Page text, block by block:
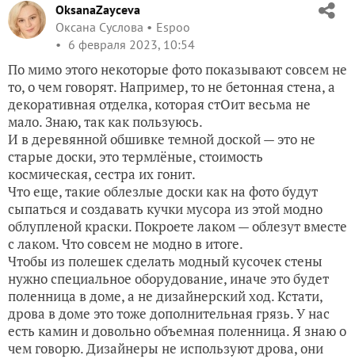
OksanaZayceva
Оксана Суслова
Espoo
6 февраля 2023, 10:54
По мимо этого некоторые фото показывают совсем не
то, о чем говорят. Например, то не бетонная стена, а
декоративная отделка, которая стОит весьма не
мало. Знаю, так как пользуюсь.
И в деревянной обшивке темной доской — это не
старые доски, это термлёные, стоимость
космическая, сестра их гонит.
Что еще, такие облезлые доски как на фото будут
сыпаться и создавать кучки мусора из этой модно
облупленой краски. Покроете лаком — облезут вместе
с лаком. Что совсем не модно в итоге.
Чтобы из полешек сделать модный кусочек стены
нужно специальное оборудование, иначе это будет
поленница в доме, а не дизайнерский ход. Кстати,
дрова в доме это тоже дополнительная грязь. У нас
есть камин и довольно объемная поленница. Я знаю о
чем говорю. Дизайнеры не используют дрова, они